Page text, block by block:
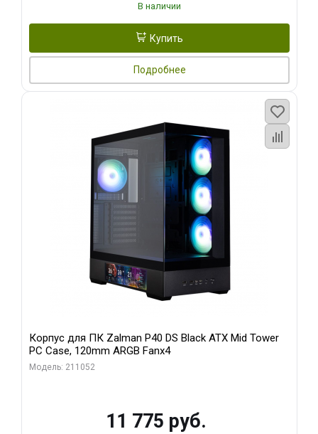
В наличии
Купить
Подробнее
Корпус для ПК Zalman P40 DS Black ATX Mid Tower
PC Case, 120mm ARGB Fanx4
Модель: 211052
11 775 руб.